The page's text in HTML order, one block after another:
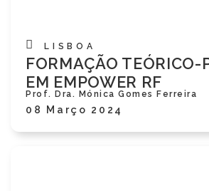
LISBOA
FORMAÇÃO TEÓRICO-
EM EMPOWER RF
Prof. Dra. Mónica Gomes Ferreira
08 Março 2024